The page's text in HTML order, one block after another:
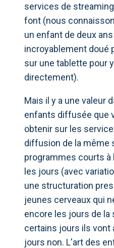
services de
font (nous
un enfant de deux
incroyablement doué
sur une tablette pour
directement).
Mais il y a une valeur
enfants diffusée que
obtenir sur les
diffusion de la même
programmes courts à
les jours (avec
une structuration
jeunes cerveaux qui
encore les jours de la
certains jours ils vont
jours non. L'art des